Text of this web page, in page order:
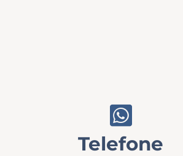
Telefone